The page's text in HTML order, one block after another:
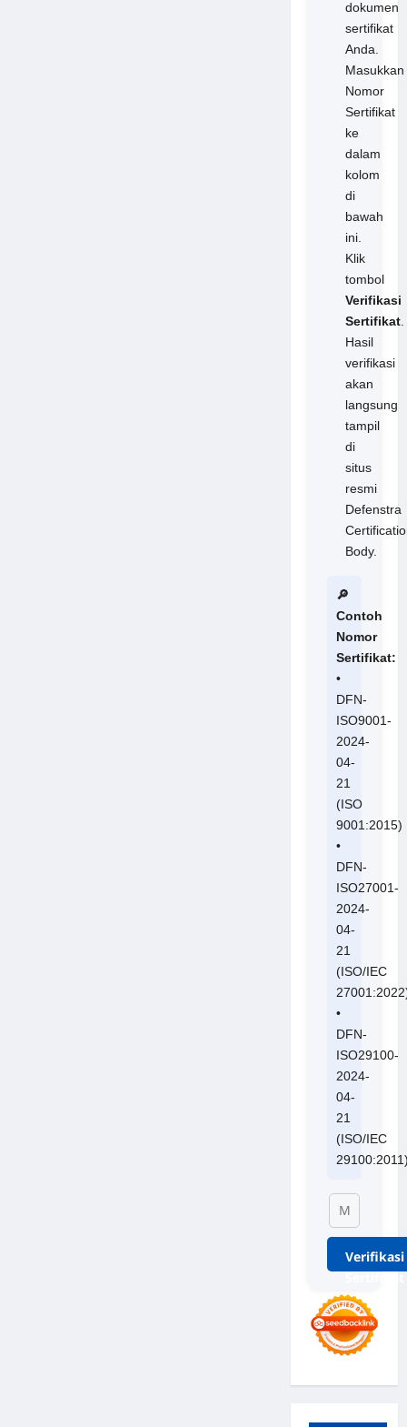
dokumen
sertifikat
Anda.
Masukkan
Nomor
Sertifikat
ke
dalam
kolom
di
bawah
ini.
Klik
tombol
Verifikasi
Sertifikat.
Hasil
verifikasi
akan
langsung
tampil
di
situs
resmi
Defenstra
Body.
🔎
Contoh
Nomor
Sertifikat:
•
DFN-
ISO9001-
2024-
04-
21
(ISO
9001:2015)
•
DFN-
ISO27001-
2024-
04-
21
(ISO/IEC
•
DFN-
ISO29100-
2024-
04-
21
(ISO/IEC
Verifikasi
Sertifikat